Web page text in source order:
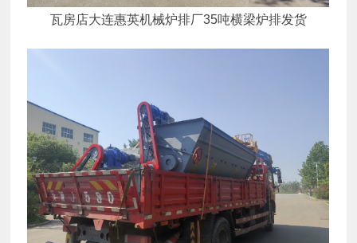
瓦房店大连惠英机械炉排厂35吨横梁炉排发货